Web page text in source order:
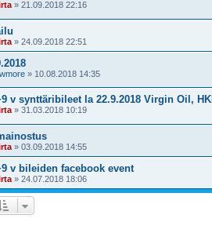
» 21.09.2018 22:16
» 24.09.2018 22:51
» 10.08.2018 14:35
v synttäribileet la 22.9.2018 Virgin Oil, HKI
» 31.03.2018 10:19
» 03.09.2018 14:55
v bileiden facebook event
» 24.07.2018 18:06